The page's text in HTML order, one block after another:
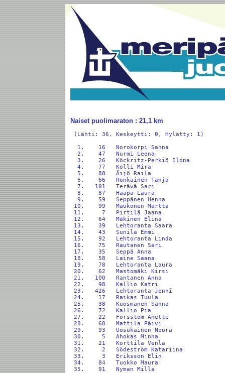
Naiset puolimaraton : 21,1 km
(Lähti: 36, Keskeytti: 0, Hylätty: 1)
1.    16   Norokorpi Sanna
2.    47   Nurmi Leena
3.    26   Köckritz-Perkiö Ilona
4.    77   Kölli Mira
5.    88   Äijö Raila
6.    66   Ronkainen Tanja
7.   101   Terävä Sari
8.    87   Haapa Laura
9.    59   Seppänen Henna
10.    99   Maukonen Martta
11.     7   Pirtilä Jaana
12.    64   Mäkinen Elina
13.    39   Lehtoranta Saara
14.    43   Sunila Emmi
15.    92   Lehtoranta Linda
16.    75   Rautanen Sari
17.    35   Seppä Anna
18.    58   Laine Saana
19.    78   Lehtoranta Laura
20.    62   Mastomäki Kirsi
21.   100   Rantanen Anna
22.    98   Kallio Katri
23.   426   Lehtoranta Jenni
24.    17   Raikas Tuula
25.    38   Kuosmanen Sanna
26.    72   Kallio Pia
27.    22   Forsstöm Anette
28.    68   Mattila Päivi
29.    93   Uosukainen Noora
30.     5   Ahokas Minna
31.    21   Korttila Venla
32.     2   Södeström Katariina
33.     3   Eriksson Elin
34.    84   Tuokko Maura
35.    91   Nyman Milla